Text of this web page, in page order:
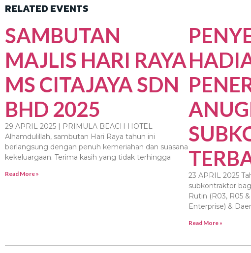
RELATED EVENTS
SAMBUTAN
MAJLIS HARI RAYA
MS CITAJAYA SDN
BHD 2025
29 APRIL 2025 | PRIMULA BEACH HOTEL
Alhamdulillah, sambutan Hari Raya tahun ini
berlangsung dengan penuh kemeriahan dan suasana
kekeluargaan. Terima kasih yang tidak terhingga
Read More »
23 APRIL 2025
subkontraktor
Rutin (R03, R05
Enterprise) &
Read More »